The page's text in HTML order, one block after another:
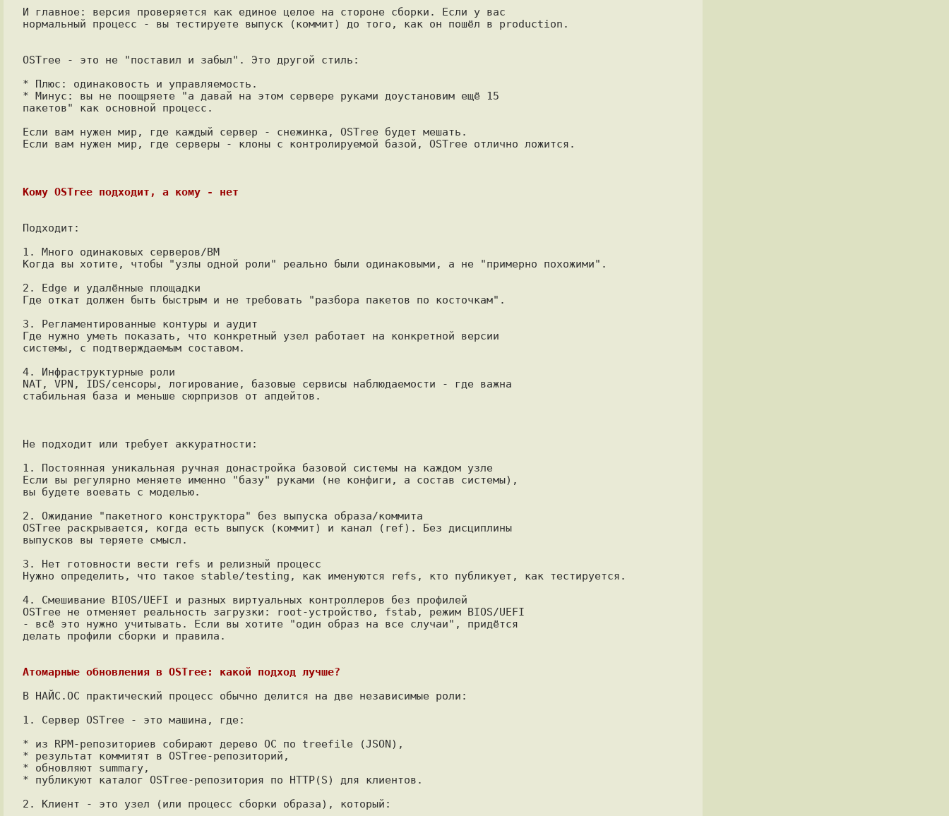
И главное: версия проверяется как единое целое на стороне сборки. Если у вас
нормальный процесс - вы тестируете выпуск (коммит) до того, как он пошёл в production.
OSTree - это не "поставил и забыл". Это другой стиль:
* Плюс: одинаковость и управляемость.
* Минус: вы не поощряете "а давай на этом сервере руками доустановим ещё 15
пакетов" как основной процесс.
Если вам нужен мир, где каждый сервер - снежинка, OSTree будет мешать.
Если вам нужен мир, где серверы - клоны с контролируемой базой, OSTree отлично ложится.
Кому OSTree подходит, а кому - нет
Подходит:
1. Много одинаковых серверов/ВМ
Когда вы хотите, чтобы "узлы одной роли" реально были одинаковыми, а не "примерно похожими".
2. Edge и удалённые площадки
Где откат должен быть быстрым и не требовать "разбора пакетов по косточкам".
3. Регламентированные контуры и аудит
Где нужно уметь показать, что конкретный узел работает на конкретной версии
системы, с подтверждаемым составом.
4. Инфраструктурные роли
NAT, VPN, IDS/сенсоры, логирование, базовые сервисы наблюдаемости - где важна
стабильная база и меньше сюрпризов от апдейтов.
Не подходит или требует аккуратности:
1. Постоянная уникальная ручная донастройка базовой системы на каждом узле
Если вы регулярно меняете именно "базу" руками (не конфиги, а состав системы),
вы будете воевать с моделью.
2. Ожидание "пакетного конструктора" без выпуска образа/коммита
OSTree раскрывается, когда есть выпуск (коммит) и канал (ref). Без дисциплины
выпусков вы теряете смысл.
3. Нет готовности вести refs и релизный процесс
Нужно определить, что такое stable/testing, как именуются refs, кто публикует, как тестируется.
4. Смешивание BIOS/UEFI и разных виртуальных контроллеров без профилей
OSTree не отменяет реальность загрузки: root-устройство, fstab, режим BIOS/UEFI
- всё это нужно учитывать. Если вы хотите "один образ на все случаи", придётся
делать профили сборки и правила.
Атомарные обновления в OSTree: какой подход лучше?
В НАЙС.ОС практический процесс обычно делится на две независимые роли:
1. Сервер OSTree - это машина, где:
* из RPM-репозиториев собирают дерево ОС по treefile (JSON),
* результат коммитят в OSTree-репозиторий,
* обновляют summary,
* публикуют каталог OSTree-репозитория по HTTP(S) для клиентов.
2. Клиент - это узел (или процесс сборки образа), который: